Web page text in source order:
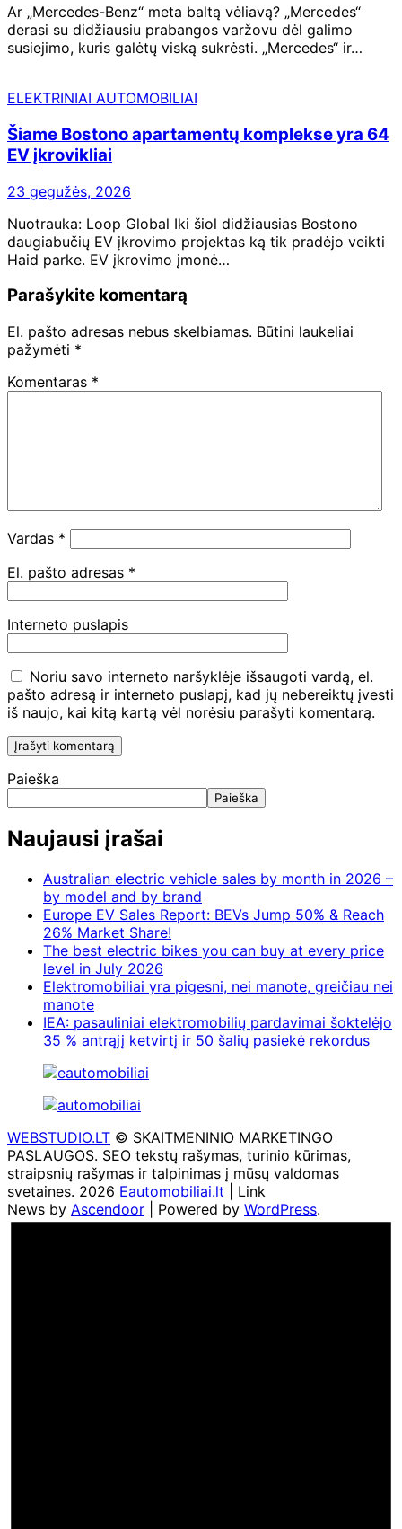
Ar „Mercedes-Benz“ meta baltą vėliavą? „Mercedes“
derasi su didžiausiu prabangos varžovu dėl galimo
susiejimo, kuris galėtų viską sukrėsti. „Mercedes“ ir…
ELEKTRINIAI AUTOMOBILIAI
Šiame Bostono apartamentų komplekse yra 64
EV įkrovikliai
23 gegužės, 2026
Nuotrauka: Loop Global Iki šiol didžiausias Bostono
daugiabučių EV įkrovimo projektas ką tik pradėjo veikti
Haid parke. EV įkrovimo įmonė…
Parašykite komentarą
El. pašto adresas nebus skelbiamas. Būtini laukeliai
pažymėti *
Komentaras *
Vardas *
El. pašto adresas *
Interneto puslapis
Noriu savo interneto naršyklėje išsaugoti vardą, el.
pašto adresą ir interneto puslapį, kad jų nebereiktų įvesti
iš naujo, kai kitą kartą vėl norėsiu parašyti komentarą.
Paieška
Paieška
Naujausi įrašai
Australian electric vehicle sales by month in 2026 –
by model and by brand
Europe EV Sales Report: BEVs Jump 50% & Reach
26% Market Share!
The best electric bikes you can buy at every price
level in July 2026
Elektromobiliai yra pigesni, nei manote, greičiau nei
manote
IEA: pasauliniai elektromobilių pardavimai šoktelėjo
35 % antrąjį ketvirtį ir 50 šalių pasiekė rekordus
WEBSTUDIO.LT © SKAITMENINIO MARKETINGO
PASLAUGOS. SEO tekstų rašymas, turinio kūrimas,
straipsnių rašymas ir talpinimas į mūsų valdomas
svetaines. 2026 Eautomobiliai.lt | Link
News by Ascendoor | Powered by WordPress.